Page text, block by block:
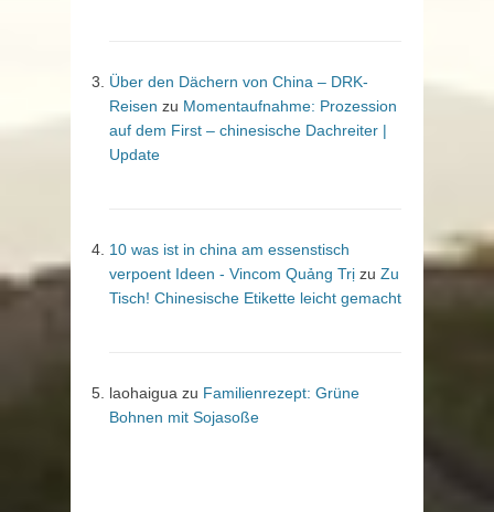
Über den Dächern von China – DRK-
Reisen zu Momentaufnahme: Prozession
auf dem First – chinesische Dachreiter |
Update
10 was ist in china am essenstisch
verpoent Ideen - Vincom Quảng Trị zu Zu
Tisch! Chinesische Etikette leicht gemacht
laohaigua zu Familienrezept: Grüne
Bohnen mit Sojasoße